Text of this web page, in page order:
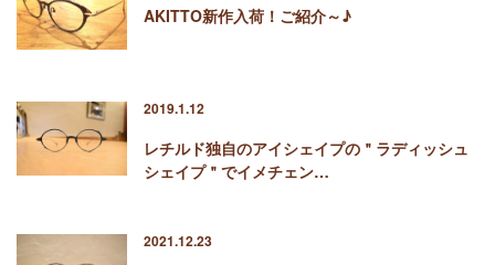
AKITTO新作入荷！ご紹介～♪
2019.1.12
レチルド独自のアイシェイプの＂ラディッシュ
シェイプ＂でイメチェン…
2021.12.23